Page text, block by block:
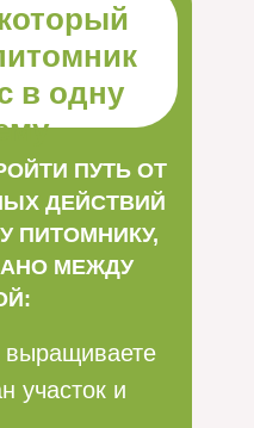
ПУТЬ ОТ
ДЕЙСТВИЙ
ПИТОМНИКУ,
МЕЖДУ
в одну
участок и